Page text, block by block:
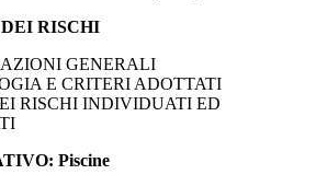
RISCHI
GENERALI
E CRITERI ADOTTATI
RISCHI INDIVIDUATI ED
Piscine